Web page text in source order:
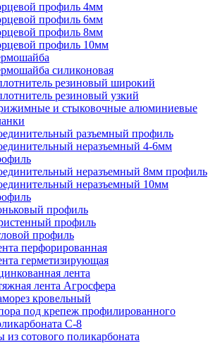
профиль 4мм
профиль 6мм
профиль 8мм
профиль 10мм
силиконовая
резиновый широкий
резиновый узкий
и стыковочные алюминиевые
разъемный профиль
неразъемный 4-6мм
неразъемный 8мм профиль
неразъемный 10мм
профиль
профиль
профиль
перфорированная
герметизирующая
лента
лента Агросфера
кровельный
под крепеж профилированного
С-8
из сотового поликарбоната